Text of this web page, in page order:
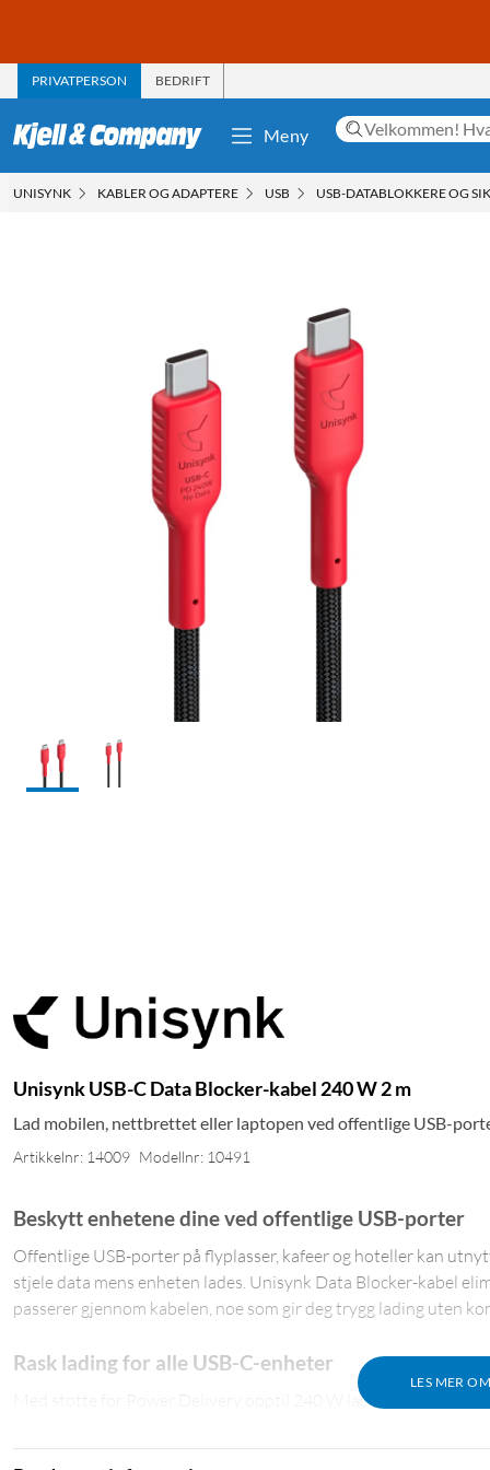
PRIVATPERSON BEDRIFT
Meny
UNISYNK KABLER OG ADAPTERE USB USB-DATABLOKKERE OG
Unisynk USB-C Data Blocker-kabel 240 W 2 m
Lad mobilen, nettbrettet eller laptopen ved offentlige USB-
Artikkelnr: 14009 Modellnr: 10491
LES MER
Beskytt enhetene dine ved offentlige USB-porter
Offentlige USB-porter på flyplasser, kafeer og hoteller kan
stjele data mens enheten lades. Unisynk Data Blocker-kabel
passerer gjennom kabelen, noe som gir deg trygg lading uten
Rask lading for alle USB-C-enheter
Med støtte for Power Delivery opptil 240 W lader kabelen